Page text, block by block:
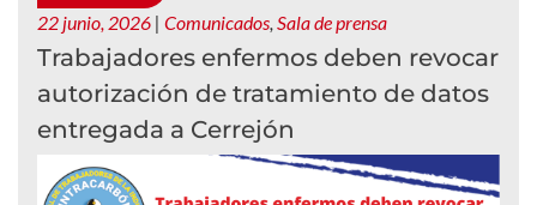
22 junio, 2026 | Comunicados, Sala de prensa
Trabajadores enfermos deben revocar
autorización de tratamiento de datos
entregada a Cerrejón